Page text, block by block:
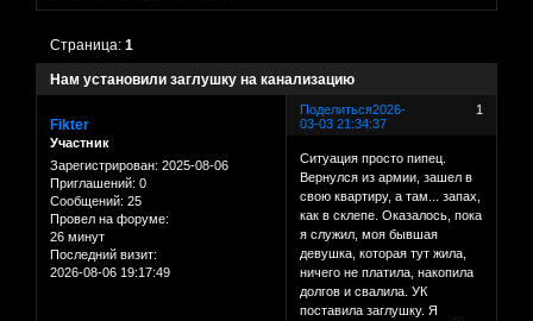
Нам установили заглушку на канализацию
Страница:1
Поделиться 1
2026-
03-03 21:34:37
Fikter
Участник
Зарегистрирован: 2025-08-06
Приглашений: 0
Сообщений: 25
Провел на форуме:
26 минут
Последний визит:
2026-08-06 19:17:49
Ситуация просто пипец.
Вернулся из армии, зашел в
свою квартиру, а там... запах,
как в склепе. Оказалось, пока
я служил, моя бывшая
девушка, которая тут жила,
ничего не платила, накопила
долгов и свалила. УК
поставила заглушку. Я